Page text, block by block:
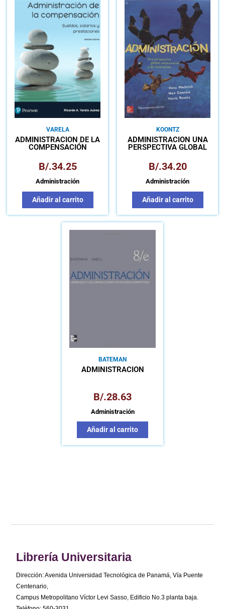
VARELA
ADMINISTRACIÓN DE LA
COMPENSACIÓN
B/.34.25
Administración
Añadir al carrito
KOONTZ
ADMINISTRACIÓN UNA
PERSPECTIVA GLOBAL
B/.34.20
Administración
Añadir al carrito
BATEMAN
ADMINISTRACIÓN
B/.28.63
Administración
Añadir al carrito
Librería Universitaria
Dirección: Avenida Universidad Tecnológica de Panamá, Vía Puente
Centenario,
Campus Metropolitano Víctor Levi Sasso, Edificio No.3 planta baja.